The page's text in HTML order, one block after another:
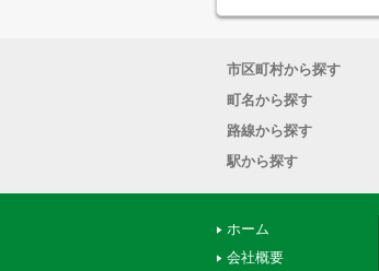
市区町村から探す
町名から探す
路線から探す
駅から探す
ホーム
会社概要